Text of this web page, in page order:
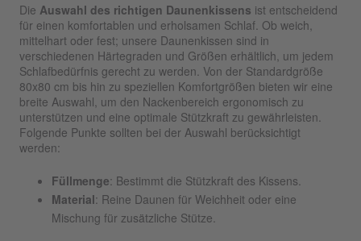
Die Auswahl des richtigen Daunenkissens ist entscheidend
für einen komfortablen und erholsamen Schlaf. Ob weich,
mittelhart oder fest; unsere Daunenkissen sind in
verschiedenen Härtegraden und Größen erhältlich, um jedem
Schlafbedürfnis gerecht zu werden. Von der Standardgröße
80x80 cm bis hin zu speziellen Komfortgrößen bieten wir eine
breite Auswahl, um den Nackenbereich ergonomisch zu
unterstützen und eine optimale Stützkraft zu gewährleisten.
Folgende Punkte sollten bei der Auswahl berücksichtigt
werden:
Füllmenge: Bestimmt die Stützkraft des Kissens.
Material: Reine Daunen für Weichheit oder eine
Mischung für zusätzliche Stütze.